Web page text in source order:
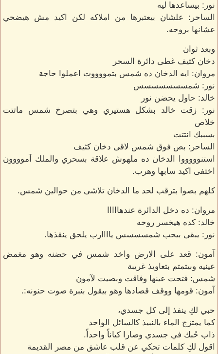
نور: بيساعدها ليه
الساحر: علشان بيعتبرها من املاكه لكن اكيد مش هيضحي
عشانها بروحه.
وبعد ثوان
دخان كثيف غطى دائرة السحر
مروان: ايه الدخان ده شمس بتمووووت اعملوا حاجة
نور: شمسسسسسسس
خالد: حاول يحضن نور
نور: زقت خالد بشكل هستيري وهي بتصرخ شمس ماتتت
خلاص
بسببك انتتت
الساحر: بص فوق شمس لاقى دخان كثيف
استنوووووا الدخان ده ملهوش علاقة بسحري والملك آموووون
اختفى اكيد سابها وهرب.
كلهم بصوا بترقب لحد ما الدخان تلاشى من حوالين شمس.
مروان: ده دخل الدائرة عندهااااا
خالد: كده هيخسر روحه
نور: يبقى بيحب شمسسسس ياااارب يلحق ينقذها.
آمون: قعد على الارض واخد شمس في حضنه وهو مغمض
عينيه وبيتمتم بتعاويذ غريبة
شمس: فتحت عينها وفاقت وبصيت لآمون
آمون: قومها ووقف قصادها وهو بيقول بنبرة صوت حنونه:.
حبي لكِ ينفذ إلى كل جسدي،
كما يمتزج الماء بالنبيذ كالسائل الواحد
ذاب حُبك في جسدي وصارا كياناً واحداً.
اقول لكِ كلمات تحكي عن قلب عاشق من مصر القديمة